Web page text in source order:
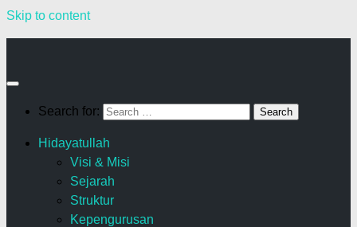
Skip to content
Search for:
Hidayatullah
Visi & Misi
Sejarah
Struktur
Kepengurusan